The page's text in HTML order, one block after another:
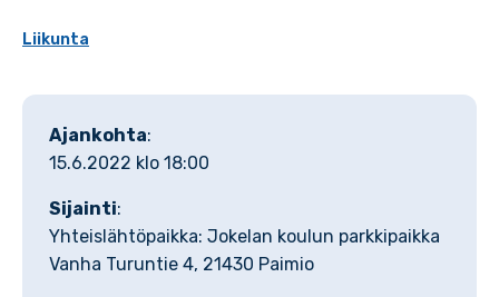
Liikunta
Ajankohta:
15.6.2022 klo 18:00
Sijainti:
Yhteislähtöpaikka: Jokelan koulun parkkipaikka
Vanha Turuntie 4, 21430 Paimio